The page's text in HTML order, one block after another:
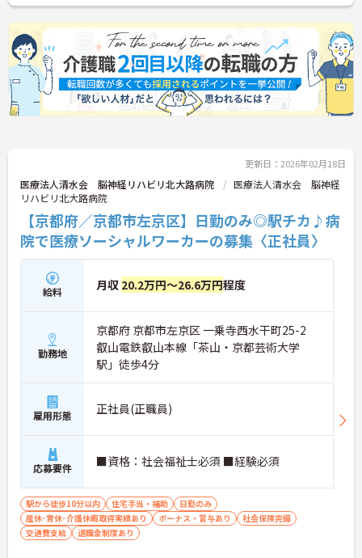
更新日：2026年02月18日
医療法人清水会 脳神経リハビリ北大路病院
医療法人清水会 脳神経
リハビリ北大路病院
【京都府／京都市左京区】日勤のみ◎駅チカ♪病
院で医療ソーシャルワーカーの募集〈正社員〉
給料 月収 20.2万円～26.6万円程度
勤務地
京都府 京都市左京区 一乗寺西水干町25-2
叡山電鉄叡山本線「茶山・京都芸術大学
駅」徒歩4分
雇用形態 正社員(正職員)
応募要件 ■資格：社会福祉士必須 ■経験必須
駅から徒歩10分以内 住宅手当・補助
日勤のみ
産休･育休･介護休暇取得実績あり
ボーナス・賞与あり
社会保険完備
交通費支給
退職金制度あり